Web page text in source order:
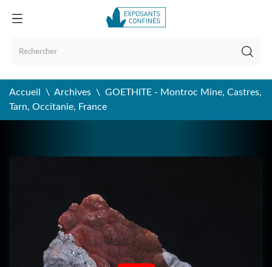
Accueil Archives
GOETHITE - Montroc Mine, Castres,
Tarn, Occitanie, France